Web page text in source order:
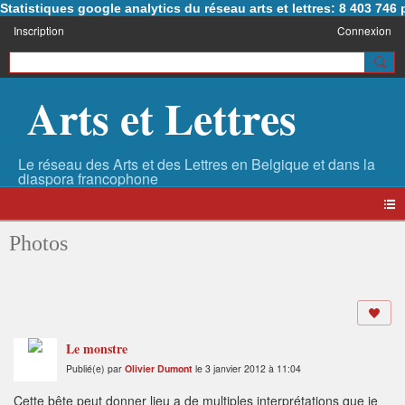
Statistiques google analytics du réseau arts et lettres: 8 403 746
Inscription Connexion
Arts et Lettres
Photos
Le monstre
Publié(e) par Olivier Dumont le 3 janvier 2012 à 11:04
Cette bête peut donner lieu a de multiples interprétations que je